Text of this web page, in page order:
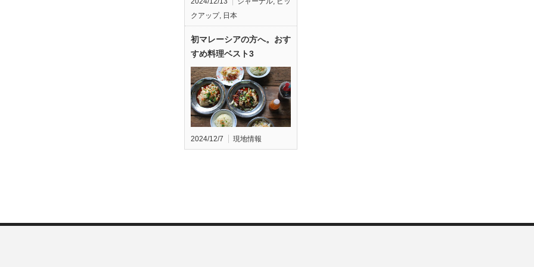
クアップ, 日本
初マレーシアの方へ。おす
すめ料理ベスト3
2024/12/7 現地情報